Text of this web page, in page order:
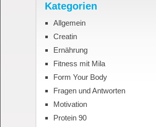
Kategorien
Allgemein
Creatin
Ernährung
Fitness mit Mila
Form Your Body
Fragen und Antworten
Motivation
Protein 90